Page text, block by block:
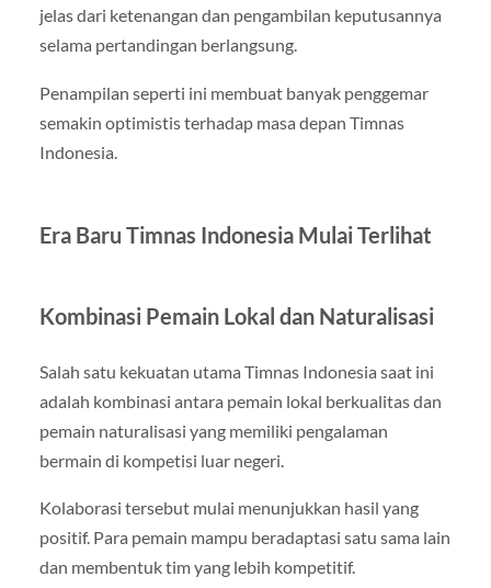
jelas dari ketenangan dan pengambilan keputusannya
selama pertandingan berlangsung.
Penampilan seperti ini membuat banyak penggemar
semakin optimistis terhadap masa depan Timnas
Indonesia.
Era Baru Timnas Indonesia Mulai Terlihat
Kombinasi Pemain Lokal dan Naturalisasi
Salah satu kekuatan utama Timnas Indonesia saat ini
adalah kombinasi antara pemain lokal berkualitas dan
pemain naturalisasi yang memiliki pengalaman
bermain di kompetisi luar negeri.
Kolaborasi tersebut mulai menunjukkan hasil yang
positif. Para pemain mampu beradaptasi satu sama lain
dan membentuk tim yang lebih kompetitif.